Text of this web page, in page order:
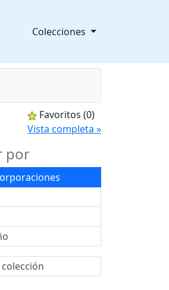
Colecciones
Favoritos (0)
Vista completa »
por